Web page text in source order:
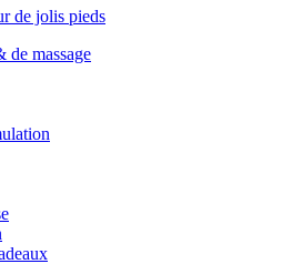
de jolis pieds
de massage